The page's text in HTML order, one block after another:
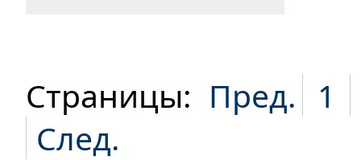
Страницы: Пред. 1
След.